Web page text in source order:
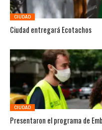
CIUDAD
Ciudad entregará Ecotachos
CIUDAD
Presentaron el programa de